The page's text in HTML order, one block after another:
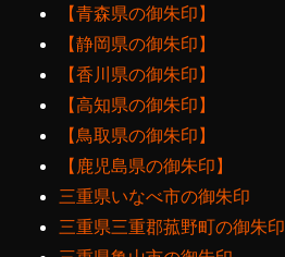
【青森県の御朱印】
【静岡県の御朱印】
【香川県の御朱印】
【高知県の御朱印】
【鳥取県の御朱印】
【鹿児島県の御朱印】
三重県いなべ市の御朱印
三重県三重郡菰野町の御朱印